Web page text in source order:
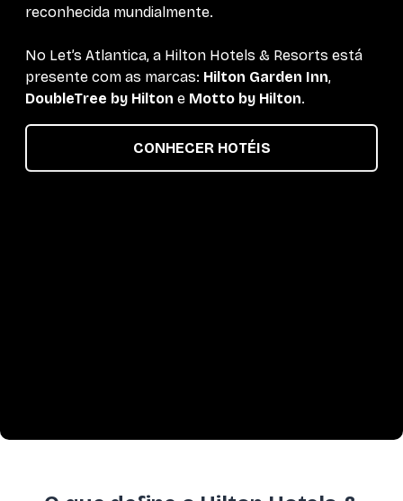
reconhecida mundialmente.
No Let’s Atlantica, a Hilton Hotels & Resorts está
presente com as marcas: Hilton Garden Inn,
DoubleTree by Hilton e Motto by Hilton.
CONHECER HOTÉIS